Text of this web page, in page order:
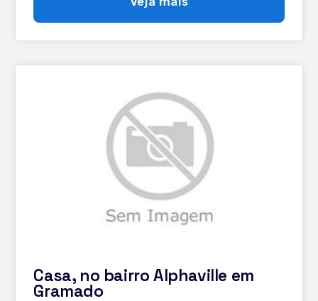
carros. - Terreno jardinado com 600m² O Condomínio
Alphaville é de alto padrão, com portaria 24hrs, salão de
poliesportiva, playground.
Casa, no bairro Alphaville em
Gramado